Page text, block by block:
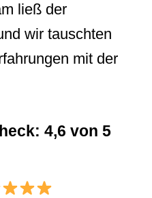
ließ der
wir tauschten
mit der
4,6 von 5